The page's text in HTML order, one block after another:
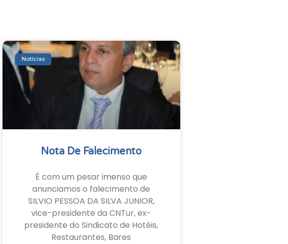
Notícias
Nota De Falecimento
É com um pesar imenso que
anunciamos o falecimento de
SILVIO PESSOA DA SILVA JUNIOR,
vice-presidente da CNTur, ex-
presidente do Sindicato de Hotéis,
Restaurantes, Bares